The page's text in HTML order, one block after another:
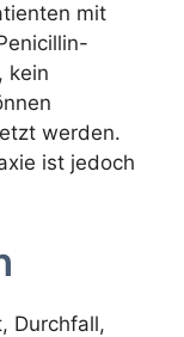
mit
kein
werden.
ist jedoch
Durchfall,